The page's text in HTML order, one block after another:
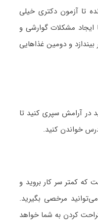
تا آزمون دکتری خیلی
ایجاد مشکلات گوارشی و
و دومین غذاهایی
در آرامش سپری کنید تا
خواندن کنید.
که کمتر سر کار بروید و
مرخصی بگیرید.
کردن به شما خواهد